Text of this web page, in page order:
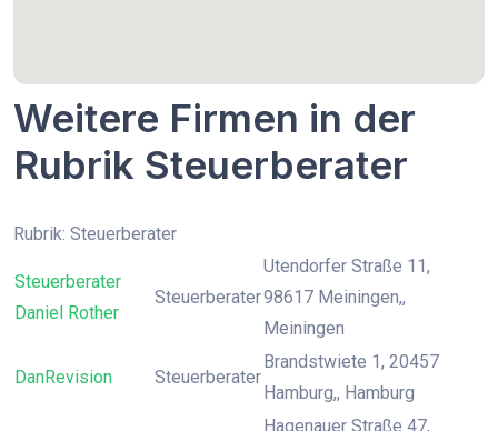
Weitere Firmen in der
Rubrik Steuerberater
Rubrik: Steuerberater
Steuerberater
Daniel Rother
Steuerberater
Utendorfer Straße 11,
98617 Meiningen,,
Meiningen
DanRevision Steuerberater
Brandstwiete 1, 20457
Hamburg,, Hamburg
Hagenauer Straße 47,